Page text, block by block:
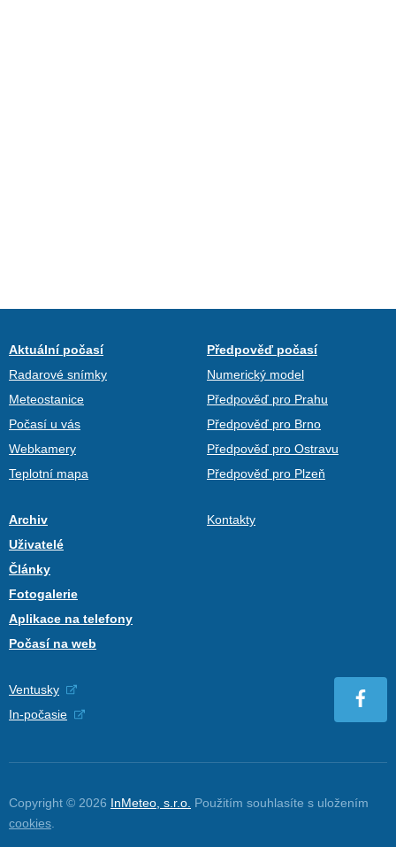
Aktuální počasí
Radarové snímky
Meteostanice
Počasí u vás
Webkamery
Teplotní mapa
Předpověď počasí
Numerický model
Předpověď pro Prahu
Předpověď pro Brno
Předpověď pro Ostravu
Předpověď pro Plzeň
Archiv
Uživatelé
Články
Fotogalerie
Aplikace na telefony
Počasí na web
Kontakty
Ventusky
In-počasie
Copyright © 2026 InMeteo, s.r.o. Použitím souhlasíte s uložením
cookies